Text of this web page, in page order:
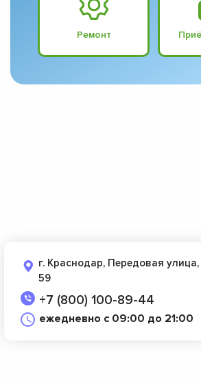
Ремонт
г. Краснодар, Передовая улица,
59
+7 (800) 100-89-44
ежедневно с 09:00 до 21:00